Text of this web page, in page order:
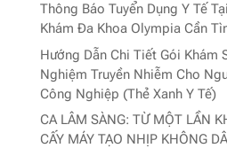
Thông Báo Tuyển Dụng Y Tế
Khám Đa Khoa Olympia Cần
Hướng Dẫn Chi Tiết Gói Khám
Nghiệm Truyền Nhiễm Cho
Công Nghiệp (Thẻ Xanh Y Tế)
CA LÂM SÀNG: TỪ MỘT LẦN
CẤY MÁY TẠO NHỊP KHÔNG